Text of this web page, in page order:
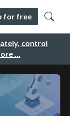
control
…
for free